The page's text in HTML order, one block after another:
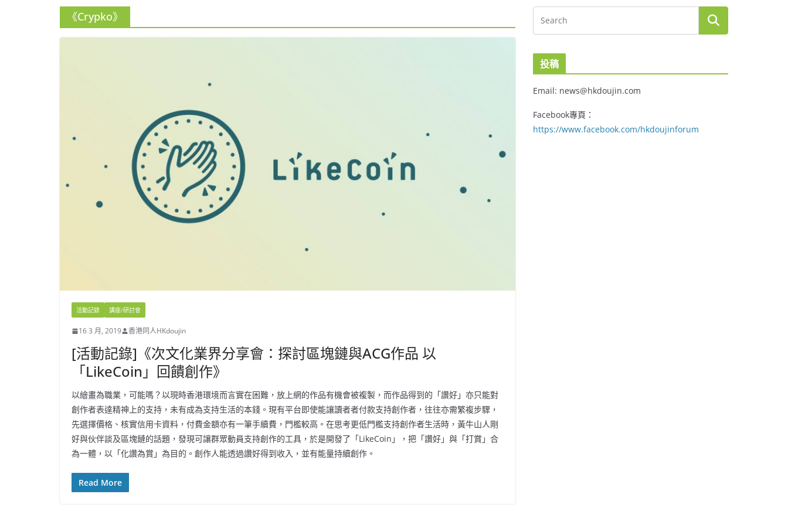
《Crypko》
活動記錄 講座/研討會
16 3 月, 2019 香港同人HKdoujin
[活動記錄]《次文化業界分享會：探討區塊鏈與ACG作品 以
「LikeCoin」回饋創作》
以繪畫為職業，可能嗎？以現時香港環境而言實在困難，放上網的作品有機會被複製，而作品得到的「讚好」亦只能對
創作者表達精神上的支持，未有成為支持生活的本錢。現有平台即使能讓讀者者付款支持創作者，往往亦需繁複步驟，
先選擇價格、核實信用卡資料，付費金額亦有一筆手續費，門檻較高。在思考更低門檻支持創作者生活時，黃牛山人剛
好與伙伴談及區塊鏈的話題，發現可讓群眾動員支持創作的工具，於是開發了「LikeCoin」，把「讚好」與「打賞」合
為一體，以「化讚為賞」為目的。創作人能透過讚好得到收入，並有能量持續創作。
Read More
投稿
Email: news@hkdoujin.com
Facebook專頁：
https://www.facebook.com/hkdoujinforum